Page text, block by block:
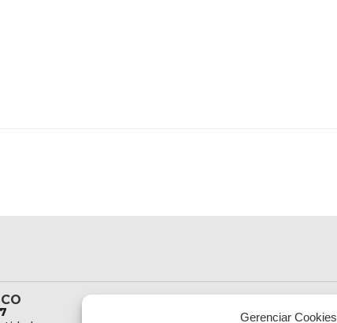
Gerenciar Cookies
ENDEREÇO
Sede Administrativa Central